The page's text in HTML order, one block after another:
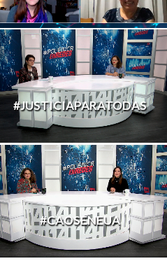
#JUSTICIAPARATODAS
#CAOSENEUA